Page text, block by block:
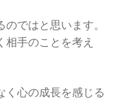
ではと思います。
手のことを考え
く心の成長を感じる